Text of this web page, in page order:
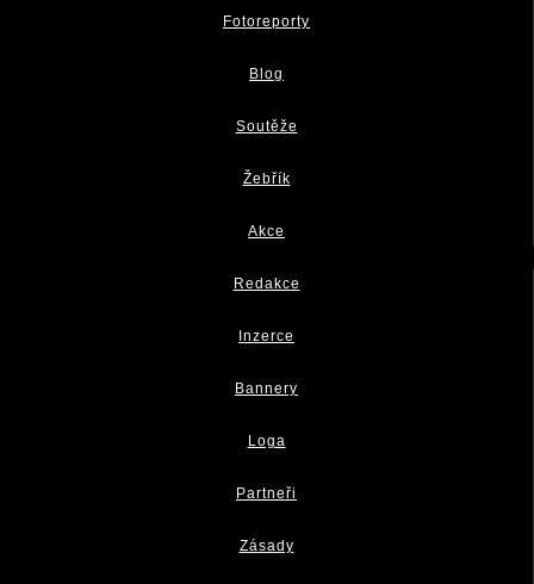
Fotoreporty
Blog
Soutěže
Žebřík
Akce
Redakce
Inzerce
Bannery
Loga
Partneři
Zásady